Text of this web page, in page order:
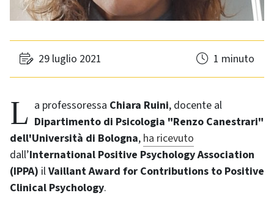
29 luglio 2021 1 minuto
La professoressa Chiara Ruini, docente al
Dipartimento di Psicologia "Renzo Canestrari"
dell'Università di Bologna, ha ricevuto
dall’International Positive Psychology Association
(IPPA) ilVaillant Award for Contributions to Positive
Clinical Psychology.